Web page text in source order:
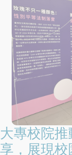
大專校院
享，展現